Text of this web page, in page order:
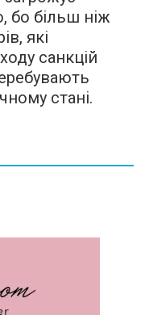
бо більш ніж
які
санкцій
стані.